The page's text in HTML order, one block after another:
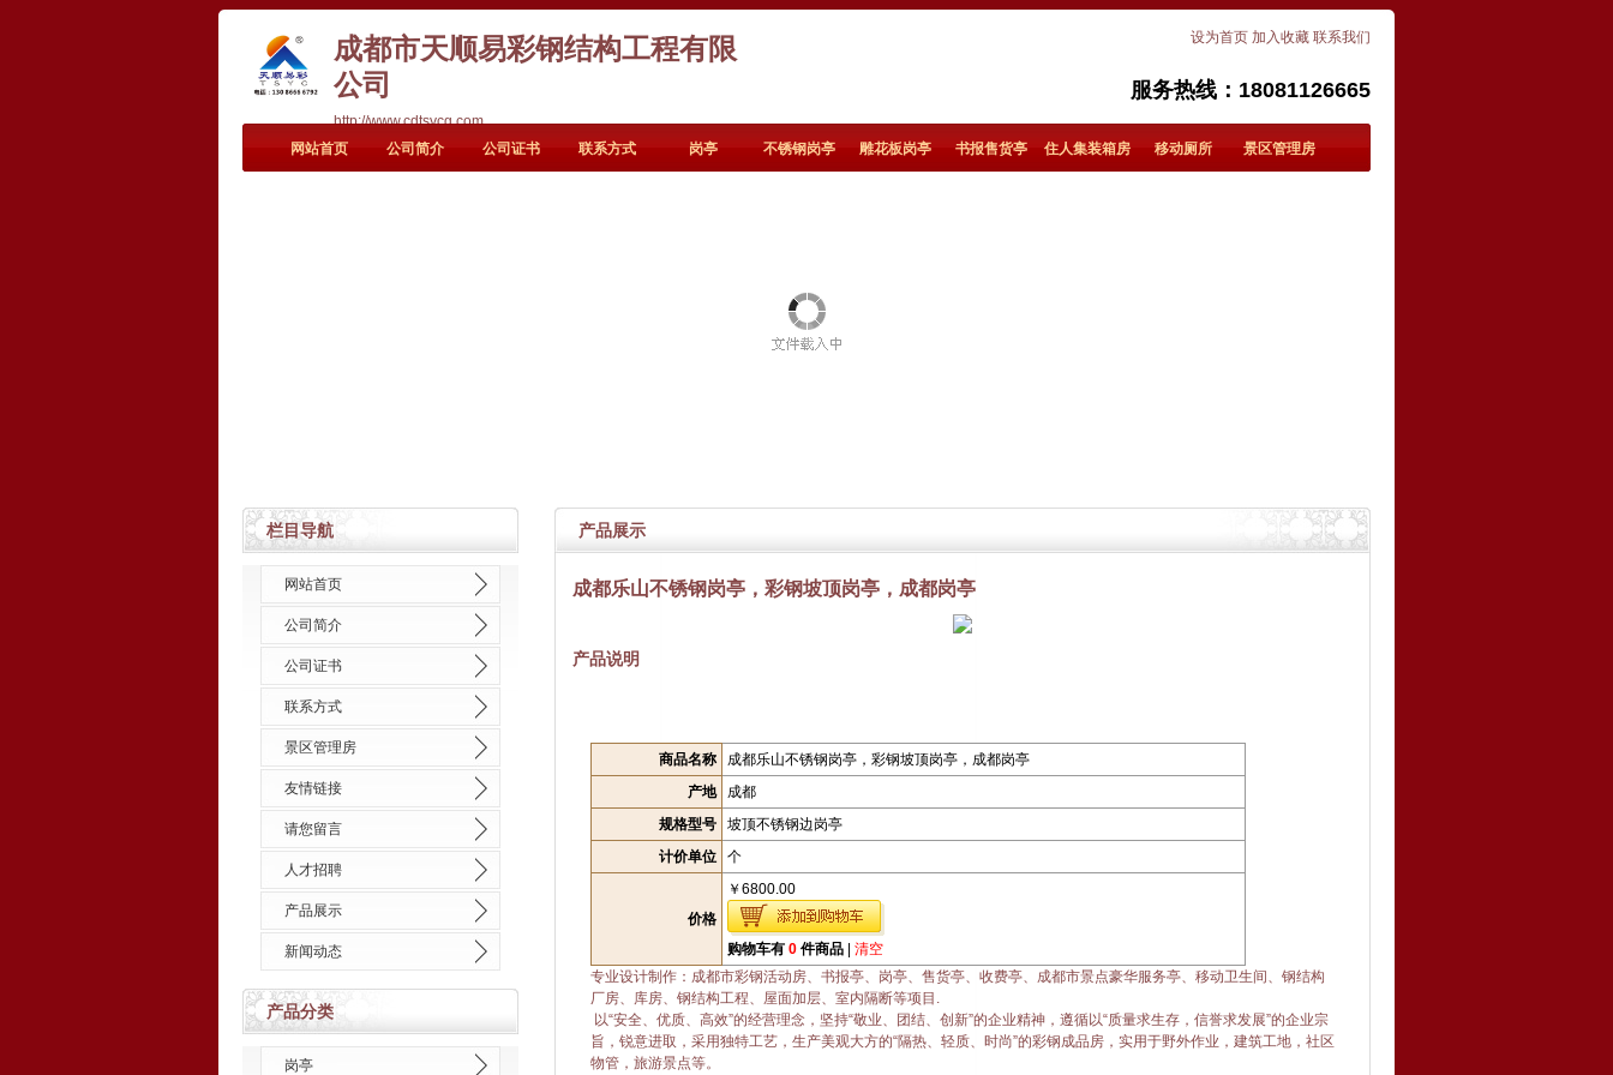
成都市天顺易彩钢结构工程有限
公司
http://www.cdtsycg.com
设为首页 加入收藏 联系我们
服务热线：18081126665
网站首页 公司简介 公司证书 联系方式 岗亭 不锈钢岗亭 雕花板岗亭 书报售货亭 住人集装箱房 移动厕所 景区管理房
栏目导航
网站首页
公司简介
公司证书
联系方式
景区管理房
友情链接
请您留言
人才招聘
产品展示
新闻动态
产品分类
岗亭
产品展示
成都乐山不锈钢岗亭，彩钢坡顶岗亭，成都岗亭
产品说明
商品名称
成都乐山不锈钢岗亭，彩钢坡顶岗亭，成都岗亭
产地
成都
规格型号
坡顶不锈钢边岗亭
计价单位
个
价格
￥6800.00
购物车有 0 件商品
清空
专业设计制作：成都市彩钢活动房、书报亭、岗亭、售货亭、收费亭、成都市景点豪华服务亭、移动卫生间、钢结构
厂房、库房、钢结构工程、屋面加层、室内隔断等项目.
以“安全、优质、高效”的经营理念，坚持“敬业、团结、创新”的企业精神，遵循以“质量求生存，信誉求发展”的企业宗
旨，锐意进取，采用独特工艺，生产美观大方的“隔热、轻质、时尚”的彩钢成品房，实用于野外作业，建筑工地，社区
物管，旅游景点等。